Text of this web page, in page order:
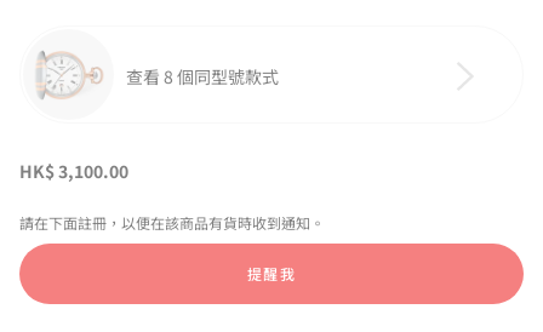
查看 8 個同型號款式
HK$ 3,100.00
請在下面註冊，以便在該商品有貨時收到通知。
提醒我